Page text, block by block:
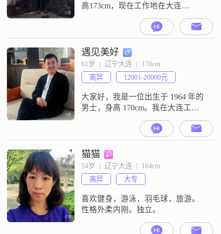
高173cm，现在工作地在大连
##3002##我的学历是硕士，月收入
在12001到20000元之间##3002##我
是一个稳重可靠的人，同时责任感
强，性格成熟稳重##3002##平时为
人耐心包容，在相处中会以家庭为
重##3002##我习惯喜欢规划未来，
对待感情的态度是真诚相待##300
遇见美好
61岁  |  辽宁大连  |  170cm
离异
12001-20000元
大家好，我是一位出生于 1964 年的
男士，身高 170cm。我在大连工
作，收入方面呢，在 20001 元到
50000 元之间。学历是硕士。
猫猫
54岁  |  辽宁大连  |  164cm
离异
大专
喜欢健身，游泳，羽毛球，旅游。
性格外柔内刚。独立。